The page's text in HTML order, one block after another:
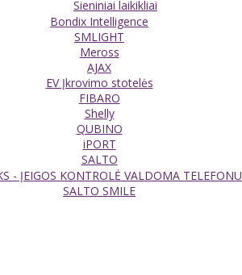
Sieniniai laikikliai
Bondix Intelligence
SMLIGHT
Meross
AJAX
EV Įkrovimo stotelės
FIBARO
Shelly
QUBINO
iPORT
SALTO
- ĮEIGOS KONTROLĖ VALDOMA TELEFONU
SALTO SMILE